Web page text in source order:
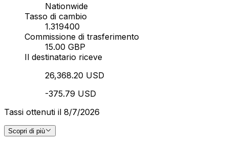
Nationwide
Tasso di cambio
1.319400
Commissione di trasferimento
15.00 GBP
Il destinatario riceve
26,368.20 USD
-375.79 USD
Tassi ottenuti il 8/7/2026
Scopri di più